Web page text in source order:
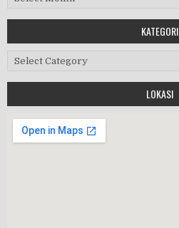
Workshop Perangkat 2019
HALAL BIHALAL
KATEGORI
Kategori
LOKASI